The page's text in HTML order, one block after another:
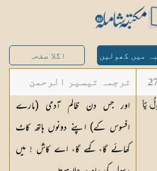
میں کھولیں اگلا صفحہ
يَا
ترجمہ تیسیر الرحمن
لبیان القرآن - محمد
لقمان سلفی
اور جس دن ظالم آدمی (مارے
افسوس کے) اپنے دونوں ہاتھ کاٹ
کھائے گا، کہے گا، اے کاش ! میں